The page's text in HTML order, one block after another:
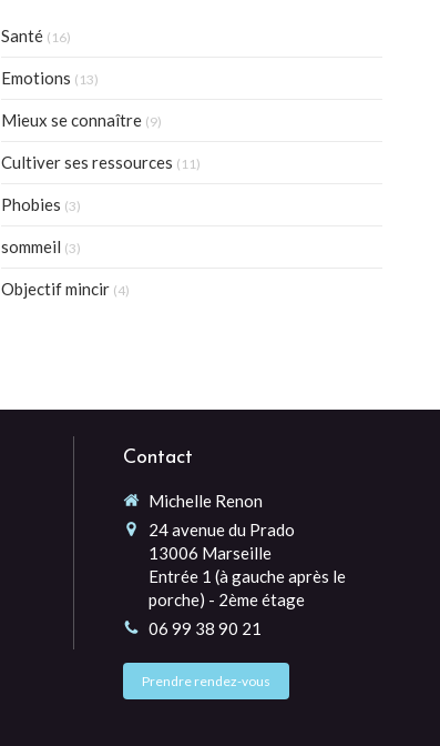
Santé (16)
Emotions (13)
Mieux se connaître (9)
Cultiver ses ressources (11)
Phobies (3)
sommeil (3)
Objectif mincir (4)
Contact
Michelle Renon
24 avenue du Prado
13006 Marseille
Entrée 1 (à gauche après le
porche) - 2ème étage
06 99 38 90 21
Prendre rendez-vous